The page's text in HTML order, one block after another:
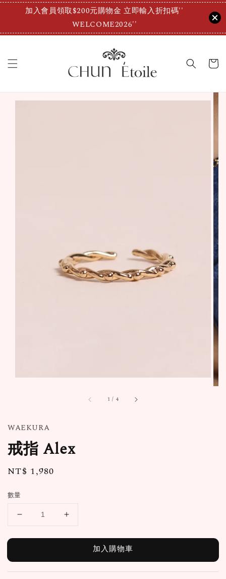
加入會員領取$200元購物金 立即輸入折扣碼''
WELCOME2026''
1 / 4
WAEKURA
戒指 Alex
Regular
NT$ 1,980
數量
加入購物車